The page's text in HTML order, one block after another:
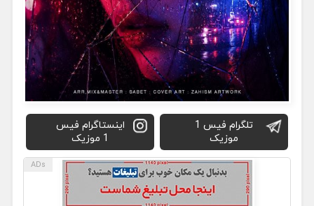
تلگرام فیس 1
موزیک
اینستاگرام فیس
1 موزیک